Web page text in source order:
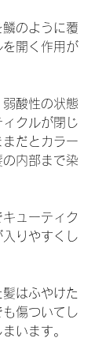
のように覆
を開く作用が
酸性の状態
クルが閉じ
だとカラー
内部まで染
ューティク
りやすくし
はふやけた
傷ついてし
います。